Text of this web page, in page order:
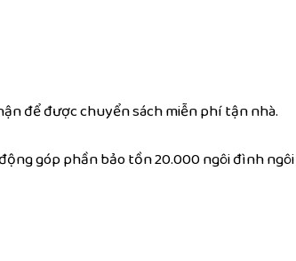
để được chuyển sách miễn phí tận nhà.
góp phần bảo tồn 20.000 ngôi đình